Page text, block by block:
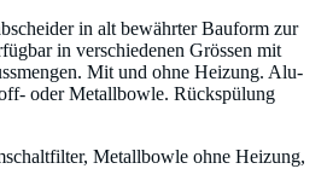
in alt bewährter Bauform zur
in verschiedenen Grössen mit
Mit und ohne Heizung. Alu-
oder Metallbowle. Rückspülung
Metallbowle ohne Heizung,